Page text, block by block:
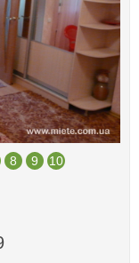
8 9 10